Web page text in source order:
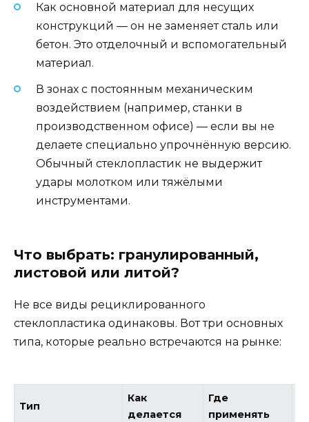
Как основной материал для несущих
конструкций — он не заменяет сталь или
бетон. Это отделочный и вспомогательный
материал.
В зонах с постоянным механическим
воздействием (например, станки в
производственном офисе) — если вы не
делаете специально упрочнённую версию.
Обычный стеклопластик не выдержит
удары молотком или тяжёлыми
инструментами.
Что выбрать: гранулированный,
листовой или литой?
Не все виды рециклированного
стеклопластика одинаковы. Вот три основных
типа, которые реально встречаются на рынке:
Тип
Как
делается
Где
применять